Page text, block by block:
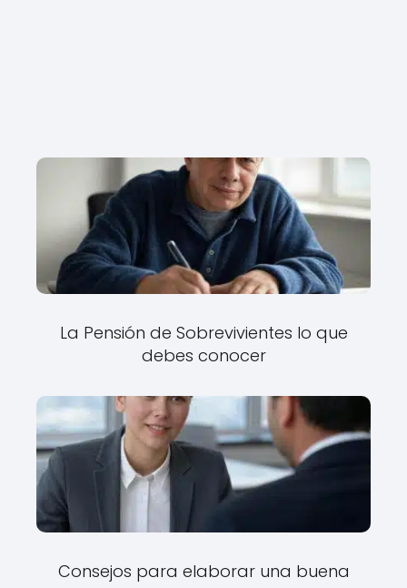
La Pensión de Sobrevivientes lo que
debes conocer
Consejos para elaborar una buena